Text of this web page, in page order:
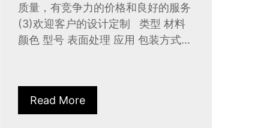
质量，有竞争力的价格和良好的服务
(3)欢迎客户的设计定制 类型 材料
颜色 型号 表面处理 应用 包装方式...
Read More